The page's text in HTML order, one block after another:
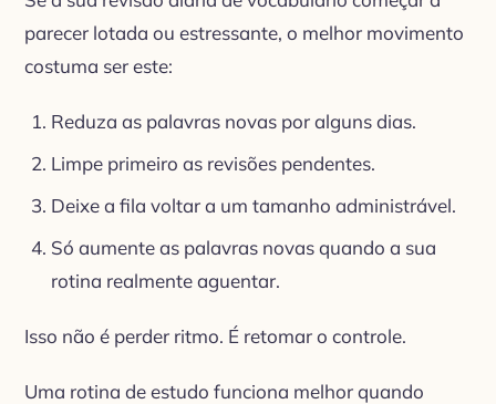
parecer lotada ou estressante, o melhor movimento
costuma ser este:
Reduza as palavras novas por alguns dias.
Limpe primeiro as revisões pendentes.
Deixe a fila voltar a um tamanho administrável.
Só aumente as palavras novas quando a sua
rotina realmente aguentar.
Isso não é perder ritmo. É retomar o controle.
Uma rotina de estudo funciona melhor quando